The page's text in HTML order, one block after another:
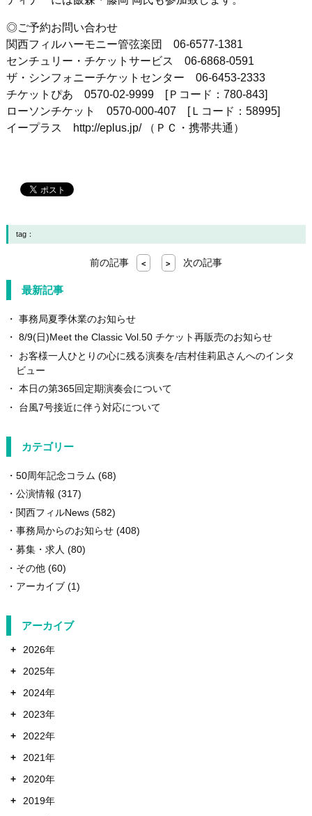
◎ご予約お問い合わせ
関西フィルハーモニー管弦楽団 06-6577-1381
センチュリー・チケットサービス 06-6868-0591
ザ・シンフォニーチケットセンター 06-6453-2333
チケットぴあ 0570-02-9999 [Ｐコード：780-843]
ローソンチケット 0570-000-407 [Ｌコード：58995]
イープラス http://eplus.jp/ （ＰＣ・携帯共通）
tag：
前の記事 < > 次の記事
最新記事
事務局夏季休業のお知らせ
8/9(日)Meet the Classic Vol.50 チケット再販売のお知らせ
お客様一人ひとりの心に残る演奏を/吉村佳莉凪さんへのインタ
ビュー
本日の第365回定期演奏会について
台風7号接近に伴う対応について
カテゴリー
50周年記念コラム (68)
公演情報 (317)
関西フィルNews(582)
事務局からのお知らせ(408)
募集・求人 (80)
その他(60)
アーカイブ(1)
アーカイブ
+
2026年
+
2025年
+
2024年
+
2023年
+
2022年
+
2021年
+
2020年
+
2019年